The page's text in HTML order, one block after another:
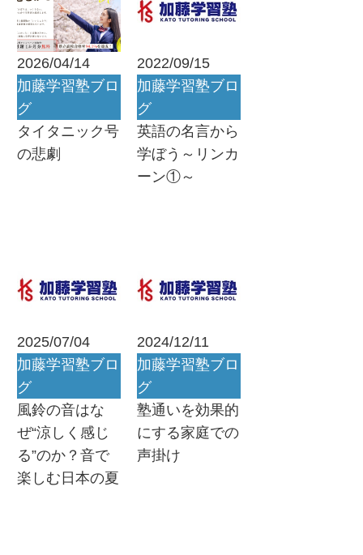
2026/04/14
加藤学習塾ブロ
グ
タイタニック号
の悲劇
2022/09/15
加藤学習塾ブロ
グ
英語の名言から
学ぼう～リンカ
ーン①～
2025/07/04
加藤学習塾ブロ
グ
風鈴の音はな
ぜ“涼しく感じ
る”のか？音で
楽しむ日本の夏
2024/12/11
加藤学習塾ブロ
グ
塾通いを効果的
にする家庭での
声掛け